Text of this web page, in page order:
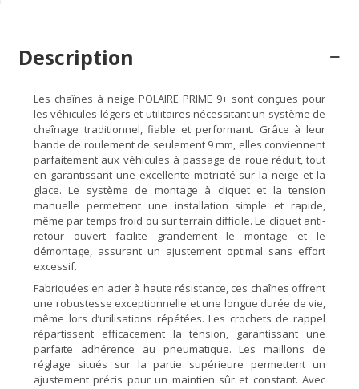
Description
Les chaînes à neige POLAIRE PRIME 9+ sont conçues pour
les véhicules légers et utilitaires nécessitant un système de
chaînage traditionnel, fiable et performant. Grâce à leur
bande de roulement de seulement 9 mm, elles conviennent
parfaitement aux véhicules à passage de roue réduit, tout
en garantissant une excellente motricité sur la neige et la
glace. Le système de montage à cliquet et la tension
manuelle permettent une installation simple et rapide,
même par temps froid ou sur terrain difficile. Le cliquet anti-
retour ouvert facilite grandement le montage et le
démontage, assurant un ajustement optimal sans effort
excessif.
Fabriquées en acier à haute résistance, ces chaînes offrent
une robustesse exceptionnelle et une longue durée de vie,
même lors d’utilisations répétées. Les crochets de rappel
répartissent efficacement la tension, garantissant une
parfaite adhérence au pneumatique. Les maillons de
réglage situés sur la partie supérieure permettent un
ajustement précis pour un maintien sûr et constant. Avec